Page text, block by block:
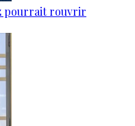
pourrait rouvrir